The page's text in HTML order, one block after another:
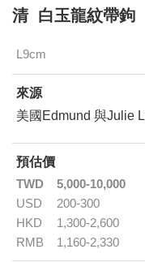
清 白玉龍紋帶鉤
L9cm
來源
美國Edmund 與Julie
預估價
TWD
5,000-10,000
USD
200-300
HKD
1,300-2,600
RMB
1,160-2,330